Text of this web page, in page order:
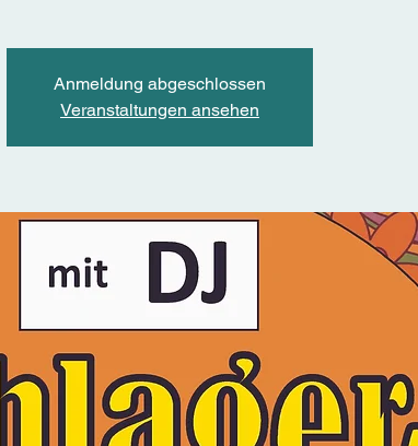
Anmeldung abgeschlossen
Veranstaltungen ansehen